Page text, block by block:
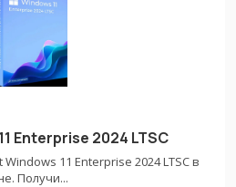
Enterprise 2024 LTSC
11 Enterprise 2024 LTSC в
Получи...